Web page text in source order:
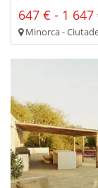
647 € - 1 647
Minorca -